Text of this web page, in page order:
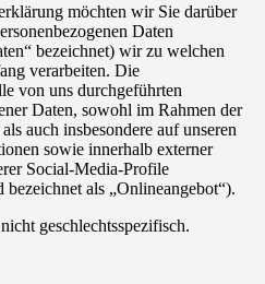
möchten wir Sie darüber
Daten
bezeichnet) wir zu welchen
verarbeiten. Die
von uns durchgeführten
Daten, sowohl im Rahmen der
auch insbesondere auf unseren
sowie innerhalb externer
Social-Media-Profile
bezeichnet als „Onlineangebot“).
geschlechtsspezifisch.